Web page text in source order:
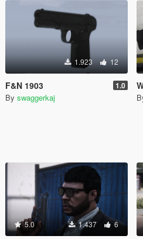
1.923 12
F&N 1903 1.0
By swaggerkaj
5.0 1.437 6